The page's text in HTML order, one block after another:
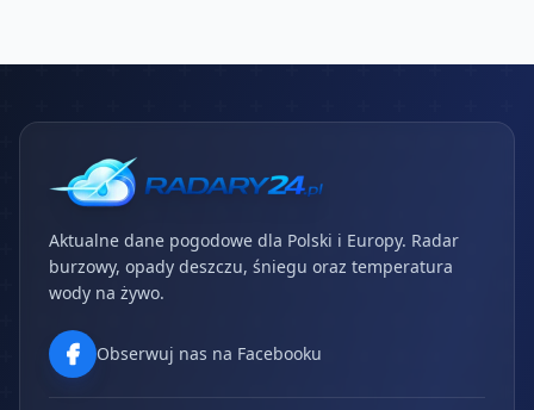
Aktualne dane pogodowe dla Polski i Europy. Radar
burzowy, opady deszczu, śniegu oraz temperatura
wody na żywo.
Obserwuj nas na Facebooku